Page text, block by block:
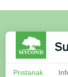
Želite
pitanja?
Pristanak